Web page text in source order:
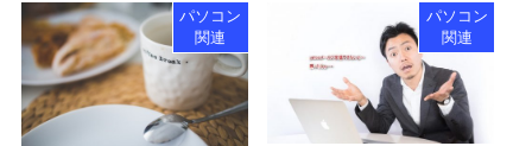
パソコン
関連
パソコン
関連